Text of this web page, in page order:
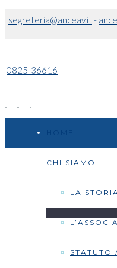
segreteria@anceav.it-
0825-36616
CHI SIAMO
LA
STATUTO